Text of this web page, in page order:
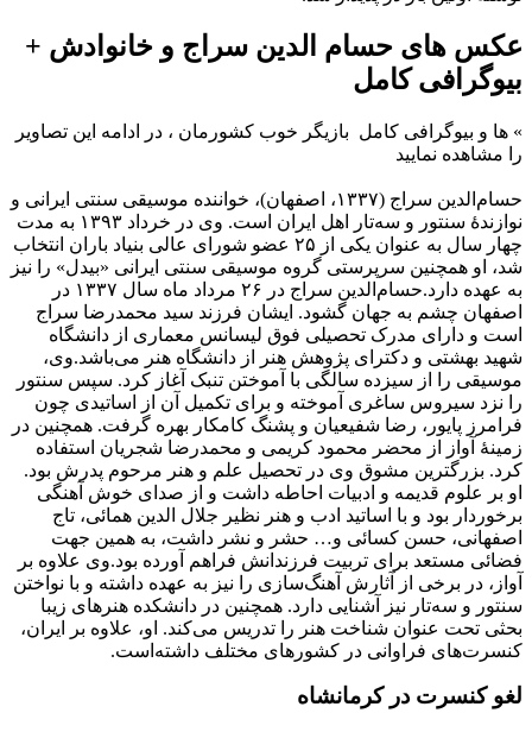
عکس های حسام الدین سراج و خانوادش +
بیوگرافی کامل
» ها و بیوگرافی کامل بازیگر خوب کشورمان ، در ادامه این تصاویر
را مشاهده نمایید
حسام‌الدین سراج (۱۳۳۷، اصفهان)، خواننده موسیقی سنتی ایرانی و
نوازندهٔ سنتور و سه‌تار اهل ایران است. وی در خرداد ۱۳۹۳ به مدت
چهار سال به عنوان یکی از ۲۵ عضو شورای عالی بنیاد باران انتخاب
شد، او همچنین سرپرستی گروه موسیقی سنتی ایرانی «بیدل» را نیز
به عهده دارد.حسام‌الدین سراج در ۲۶ مرداد ماه سال ۱۳۳۷ در
اصفهان چشم به جهان گشود. ایشان فرزند سید محمدرضا سراج
است و دارای مدرک تحصیلی فوق لیسانس معماری از دانشگاه
شهید بهشتی و دکترای پژوهش هنر از دانشگاه هنر می‌باشد.وی،
موسیقی را از سیزده سالگی با آموختن تنبک آغاز کرد. سپس سنتور
را نزد سیروس ساغری آموخته و برای تکمیل آن از اساتیدی چون
فرامرز پایور، رضا شفیعیان و پشنگ کامکار بهره گرفت. همچنین در
زمینهٔ آواز از محضر محمود کریمی و محمدرضا شجریان استفاده
کرد. بزرگترین مشوق وی در تحصیل علم و هنر مرحوم پدرش بود.
او بر علوم قدیمه و ادبیات احاطه داشت و از صدای خوش آهنگی
برخوردار بود و با اساتید ادب و هنر نظیر جلال الدین همائی، تاج
اصفهانی، حسن کسائی و… حشر و نشر داشت، به همین جهت
فضائی مستعد برای تربیت فرزندانش فراهم آورده بود.وی علاوه بر
آواز، در برخی از آثارش آهنگ‌سازی را نیز به عهده داشته و با نواختن
سنتور و سه‌تار نیز آشنایی دارد. همچنین در دانشکده هنرهای زیبا
بحثی تحت عنوان شناخت هنر را تدریس می‌کند. او، علاوه بر ایران،
کنسرت‌های فراوانی در کشورهای مختلف داشته‌است.
لغو کنسرت در کرمانشاه